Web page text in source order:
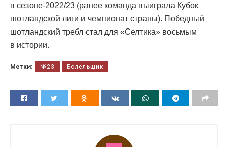
в сезоне-2022/23 (ранее команда выиграла Кубок
шотландской лиги и чемпионат страны). Победный
шотландский требл стал для «Селтика» восьмым
в истории.
Метки: №23 Болельщик